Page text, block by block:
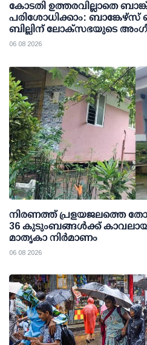
കോടതി ഉത്തരവില്ലാതെ
പരിശോധിക്കാം:
ബില്ലിന് ലോക്സഭയുടെ
06 08 2026
നിരണത്ത് പ്രളയജലത്തെ
36 കുടുംബങ്ങള്‍ക്ക്
മാതൃകാ നിര്‍മാണം
06 08 2026